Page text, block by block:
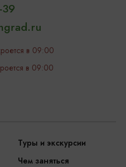
в 09:00
в 09:00
Туры и экскурсии
Чем заняться